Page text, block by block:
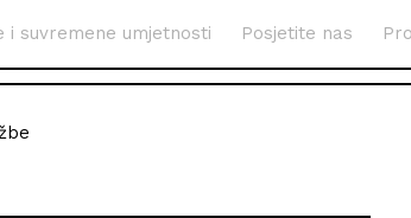
i suvremene umjetnosti Posjetite nas